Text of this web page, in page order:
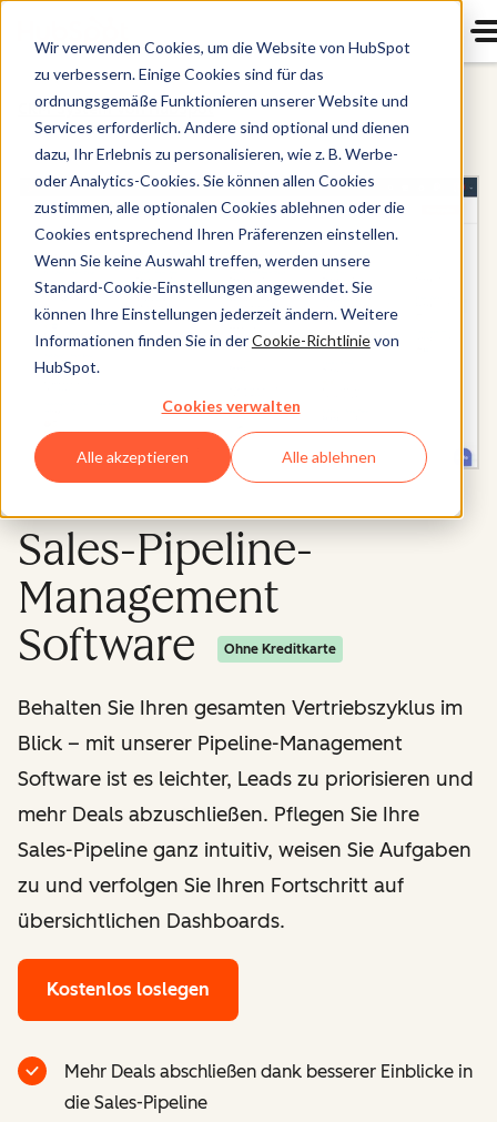
Wir verwenden Cookies, um die Website von HubSpot
zu verbessern. Einige Cookies sind für das
ordnungsgemäße Funktionieren unserer Website und
Services erforderlich. Andere sind optional und dienen
dazu, Ihr Erlebnis zu personalisieren, wie z. B. Werbe-
oder Analytics-Cookies. Sie können allen Cookies
zustimmen, alle optionalen Cookies ablehnen oder die
Cookies entsprechend Ihren Präferenzen einstellen.
Wenn Sie keine Auswahl treffen, werden unsere
Standard-Cookie-Einstellungen angewendet. Sie
können Ihre Einstellungen jederzeit ändern. Weitere
Informationen finden Sie in derCookie-Richtlinievon
HubSpot.
Cookies verwalten
Alle akzeptieren Alle ablehnen
CRM-System von HubSpot
Sales-Pipeline-
Management
Software
Ohne Kreditkarte
Behalten Sie Ihren gesamten Vertriebszyklus im
Blick – mit unserer Pipeline-Management
Software ist es leichter, Leads zu priorisieren und
mehr Deals abzuschließen. Pflegen Sie Ihre
Sales-Pipeline ganz intuitiv, weisen Sie Aufgaben
zu und verfolgen Sie Ihren Fortschritt auf
übersichtlichen Dashboards.
Kostenlos loslegen
Mehr Deals abschließen dank besserer Einblicke in
die Sales-Pipeline